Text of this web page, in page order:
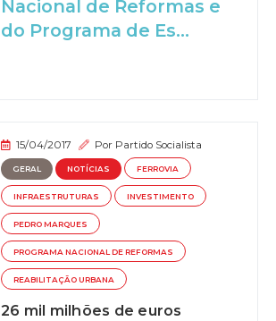
Nacional de Reformas e
do Programa de Es...
15/04/2017 Por Partido Socialista
GERAL NOTÍCIAS FERROVIA
INFRAESTRUTURAS INVESTIMENTO
PEDRO MARQUES
PROGRAMA NACIONAL DE REFORMAS
REABILITAÇÃO URBANA
26 mil milhões de euros